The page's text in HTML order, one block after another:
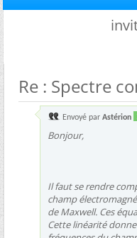
Re : Spectre
Envoyé par Astérion
Bonjour,
Il faut se rendre
champ
de Maxwell. Ces
Cette linéarité